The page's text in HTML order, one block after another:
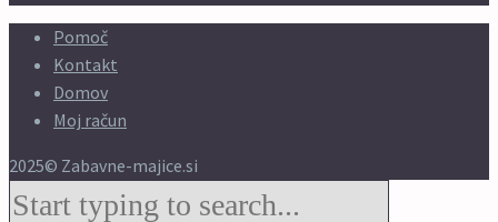
Pomoč
Kontakt
Domov
Moj račun
2025© Zabavne-majice.si